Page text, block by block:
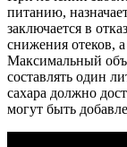
питанию,
заключается в
снижения отеков,
Максимальный
составлять один
сахара должно
могут быть